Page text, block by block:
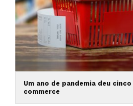
Um ano de pandemia deu
commerce